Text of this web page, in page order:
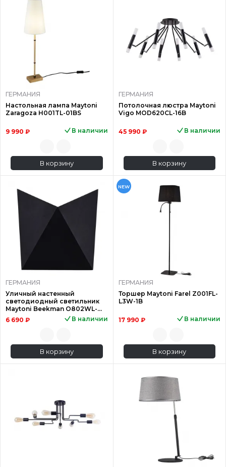
ГЕРМАНИЯ
Настольная лампа Maytoni
Zaragoza H001TL-01BS
9 990 ₽ В наличии
В корзину
ГЕРМАНИЯ
Потолочная люстра Maytoni
Vigo MOD620CL-16B
45 990 ₽ В наличии
В корзину
ГЕРМАНИЯ
Уличный настенный
светодиодный светильник
Maytoni Beekman O802WL-
L7B
6 690 ₽ В наличии
В корзину
NEW
ГЕРМАНИЯ
Торшер Maytoni Farel Z001FL-
L3W-1B
17 990 ₽ В наличии
В корзину